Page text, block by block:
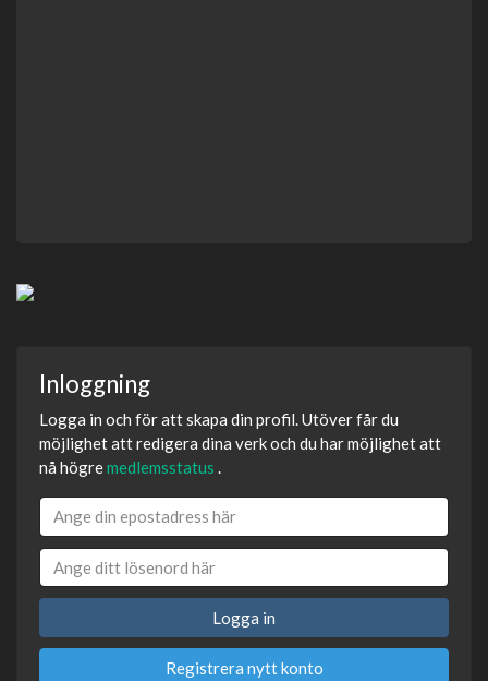
Inloggning
Logga in och för att skapa din profil. Utöver får du
möjlighet att redigera dina verk och du har möjlighet att
nå högremedlemsstatus .
Logga in
Registrera nytt konto